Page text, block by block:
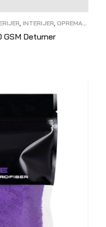
, INTERIJER, OPREMA
GSM Deturner